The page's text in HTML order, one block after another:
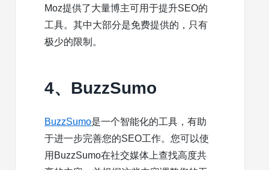
Moz提供了大量博主可用于提升SEO的
工具。其中大部分是免费提供的，只有
极少的限制。
4、BuzzSumo
BuzzSumo是一个智能化的工具，有助
于进一步完善您的SEO工作。您可以使
用BuzzSumo在社交媒体上查找高度共